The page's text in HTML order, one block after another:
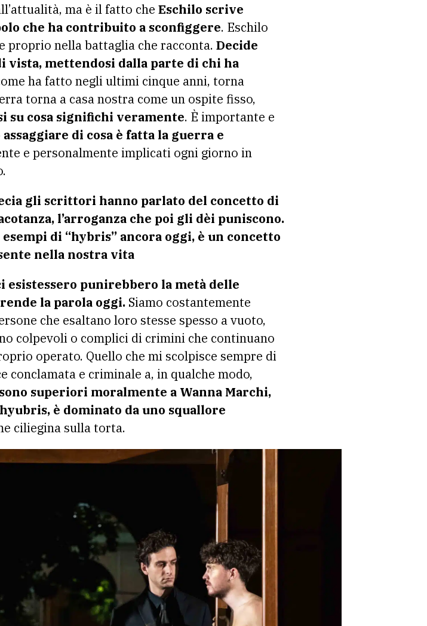
ma è il fatto che Eschilo scrive
che ha contribuito a sconfiggere. Eschilo
proprio nella battaglia che racconta. Decide
vista, mettendosi dalla parte di chi ha
ha fatto negli ultimi cinque anni, torna
torna a casa nostra come un ospite fisso,
su cosa significhi veramente. È importante e
assaggiare di cosa è fatta la guerra e
e personalmente implicati ogni giorno in
gli scrittori hanno parlato del concetto di
l’arroganza che poi gli dèi puniscono.
di “hybris” ancora oggi, è un concetto
nella nostra vita
esistessero punirebbero la metà delle
la parola oggi. Siamo costantemente
che esaltano loro stesse spesso a vuoto,
colpevoli o complici di crimini che continuano
operato. Quello che mi scolpisce sempre di
e criminale a, in qualche modo,
superiori moralmente a Wanna Marchi,
è dominato da uno squallore
ciliegina sulla torta.